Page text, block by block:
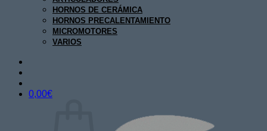
HORNOS DE CERÁMICA
HORNOS PRECALENTAMIENTO
MICROMOTORES
VARIOS
0,00€